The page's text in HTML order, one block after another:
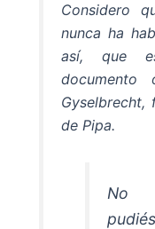
Considero
nunca ha
así, que
documento
Gyselbrecht,
de Pipa.
No